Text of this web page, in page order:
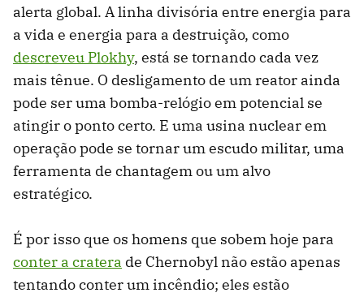
alerta global. A linha divisória entre energia para
a vida e energia para a destruição, como
descreveu Plokhy, está se tornando cada vez
mais tênue. O desligamento de um reator ainda
pode ser uma bomba-relógio em potencial se
atingir o ponto certo. E uma usina nuclear em
operação pode se tornar um escudo militar, uma
ferramenta de chantagem ou um alvo
estratégico.
É por isso que os homens que sobem hoje para
conter a cratera de Chernobyl não estão apenas
tentando conter um incêndio; eles estão